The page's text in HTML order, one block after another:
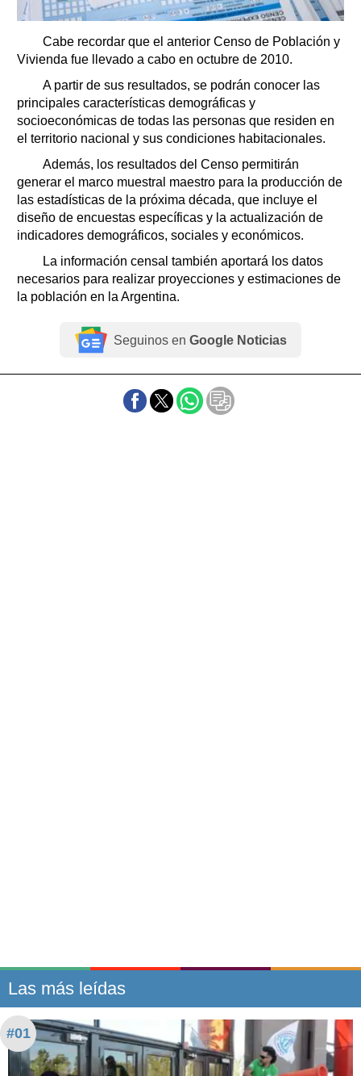
Cabe recordar que el anterior Censo de Población y
Vivienda fue llevado a cabo en octubre de 2010.
A partir de sus resultados, se podrán conocer las
principales características demográficas y
socioeconómicas de todas las personas que residen en
el territorio nacional y sus condiciones habitacionales.
Además, los resultados del Censo permitirán
generar el marco muestral maestro para la producción de
las estadísticas de la próxima década, que incluye el
diseño de encuestas específicas y la actualización de
indicadores demográficos, sociales y económicos.
La información censal también aportará los datos
necesarios para realizar proyecciones y estimaciones de
la población en la Argentina.
Seguinos en Google Noticias
Las más leídas
#01